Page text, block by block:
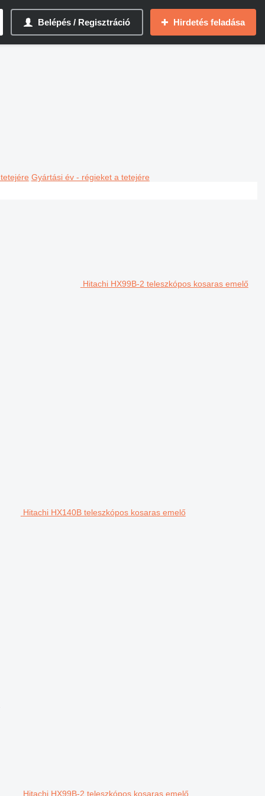
Belépés / Regisztráció Hirdetés feladása
Gyártási év - régieket a tetejére
Hitachi HX99B-2 teleszkópos kosaras emelő
Hitachi HX140B teleszkópos kosaras emelő
Hitachi HX99B-2 teleszkópos kosaras emelő